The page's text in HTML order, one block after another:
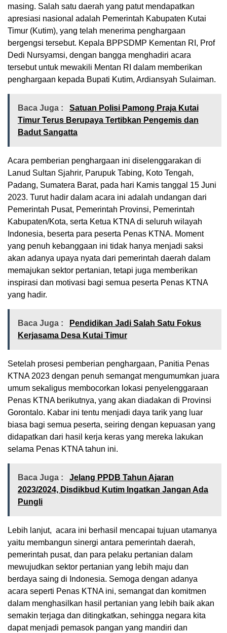
masing. Salah satu daerah yang patut mendapatkan
apresiasi nasional adalah Pemerintah Kabupaten Kutai
Timur (Kutim), yang telah menerima penghargaan
bergengsi tersebut. Kepala BPPSDMP Kementan RI, Prof
Dedi Nursyamsi, dengan bangga menghadiri acara
tersebut untuk mewakili Mentan RI dalam memberikan
penghargaan kepada Bupati Kutim, Ardiansyah Sulaiman.
Baca Juga :
Satuan Polisi Pamong Praja Kutai
Timur Terus Berupaya Tertibkan Pengemis dan
Badut Sangatta
Acara pemberian penghargaan ini diselenggarakan di
Lanud Sultan Sjahrir, Parupuk Tabing, Koto Tengah,
Padang, Sumatera Barat, pada hari Kamis tanggal 15 Juni
2023. Turut hadir dalam acara ini adalah undangan dari
Pemerintah Pusat, Pemerintah Provinsi, Pemerintah
Kabupaten/Kota, serta Ketua KTNA di seluruh wilayah
Indonesia, beserta para peserta Penas KTNA. Moment
yang penuh kebanggaan ini tidak hanya menjadi saksi
akan adanya upaya nyata dari pemerintah daerah dalam
memajukan sektor pertanian, tetapi juga memberikan
inspirasi dan motivasi bagi semua peserta Penas KTNA
yang hadir.
Baca Juga :
Pendidikan Jadi Salah Satu Fokus
Kerjasama Desa Kutai Timur
Setelah prosesi pemberian penghargaan, Panitia Penas
KTNA 2023 dengan penuh semangat mengumumkan juara
umum sekaligus membocorkan lokasi penyelenggaraan
Penas KTNA berikutnya, yang akan diadakan di Provinsi
Gorontalo. Kabar ini tentu menjadi daya tarik yang luar
biasa bagi semua peserta, seiring dengan kepuasan yang
didapatkan dari hasil kerja keras yang mereka lakukan
selama Penas KTNA tahun ini.
Baca Juga :
Jelang PPDB Tahun Ajaran
2023/2024, Disdikbud Kutim Ingatkan Jangan Ada
Pungli
Lebih lanjut, acara ini berhasil mencapai tujuan utamanya
yaitu membangun sinergi antara pemerintah daerah,
pemerintah pusat, dan para pelaku pertanian dalam
mewujudkan sektor pertanian yang lebih maju dan
berdaya saing di Indonesia. Semoga dengan adanya
acara seperti Penas KTNA ini, semangat dan komitmen
dalam menghasilkan hasil pertanian yang lebih baik akan
semakin terjaga dan ditingkatkan, sehingga negara kita
dapat menjadi pemasok pangan yang mandiri dan